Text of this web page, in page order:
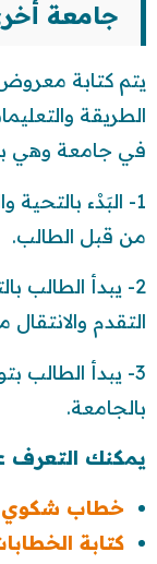
جامعة
يتم كتابة
الطريقة
في جامعة وهي
1- البَدْء
من قبل الطالب.
2- يبدأ
التقدم
3- يبدأ الطالب
بالجامعة.
يمكنك التعرف
خطاب شكوي
كتابة